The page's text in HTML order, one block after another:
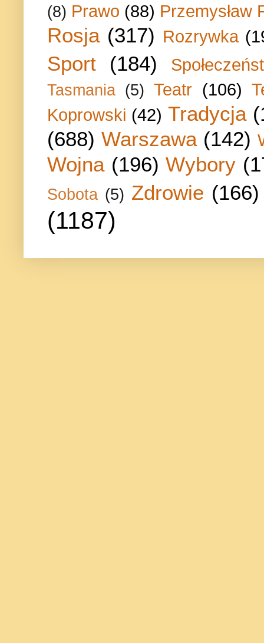
(8) Prawo (88) Przemysław
Rosja (317) Rozrywka
Sport (184)
Tasmania (5) Teatr (106)
Koprowski (42) Tradycja
(688) Warszawa (142)
Wojna (196) Wybory
Sobota (5) Zdrowie (166)
(1187)